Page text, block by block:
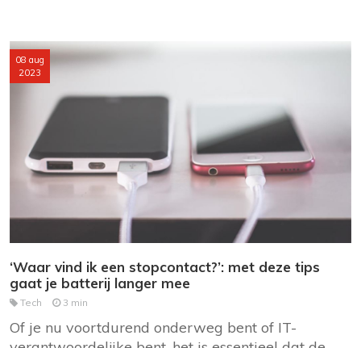
Your Own Device) om je te helpen
weloverwogen beslissingen te nemen.
08 aug
2023
‘Waar vind ik een stopcontact?’: met deze tips
gaat je batterij langer mee
Tech 3 min
Of je nu voortdurend onderweg bent of IT-